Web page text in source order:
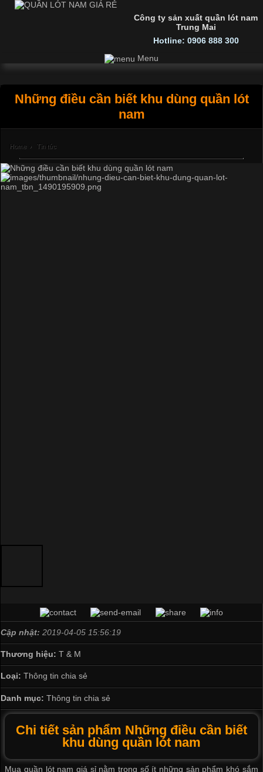
Công ty sản xuất quần lót nam
Trung Mai
Hotline: 0906 888 300
Menu
Những điều cần biết khu dùng quần lót
nam
Home › Tin tức
Cập nhật: 2019-04-05 15:56:19
Thương hiệu: T & M
Loại: Thông tin chia sẻ
Danh mục: Thông tin chia sẻ
Chi tiết sản phẩm Những điều cần biết
khu dùng quần lót nam
Mua quần lót nam giá sỉnằm trong số ít những sản phẩm khó sắm